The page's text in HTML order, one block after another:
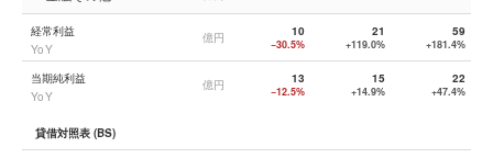
経常利益
YoY
億円 10
−30.5%
21
+119.0%
59
+181.4%
当期純利益
YoY
億円 13
−12.5%
15
+14.9%
22
+47.4%
貸借対照表 (BS)